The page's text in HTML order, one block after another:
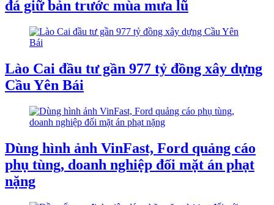
đá giữ bản trước mùa mưa lũ
Lào Cai đầu tư gần 977 tỷ đồng xây dựng
Cầu Yên Bái
Dùng hình ảnh VinFast, Ford quảng cáo
phụ tùng, doanh nghiệp đối mặt án phạt
nặng